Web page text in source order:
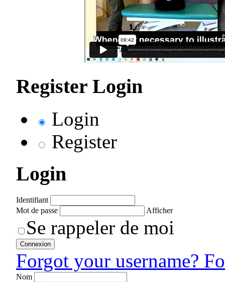
Register Login
Login
Register
Login
Identifiant
Mot de passe
Afficher
Se rappeler de moi
Connexion
Forgot your username?
Nom